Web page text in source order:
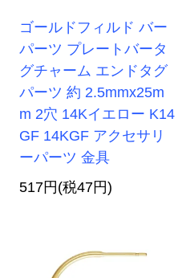
ゴールドフィルド バー
パーツ プレートバータ
グチャーム エンドタグ
パーツ 約 2.5mmx25m
m 2穴 14Kイエロー K14
GF 14KGF アクセサリ
ーパーツ 金具
517円(税47円)